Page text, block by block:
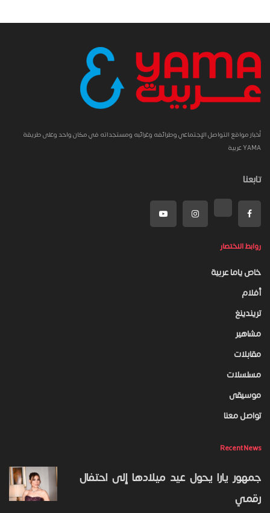
أخبار مواقع التواصل الإجتماعي وطرائفه وغرائبه ومستجداته في مكان واحد وعلى طريقة
YAMA عربية
تابعنا
روابط الاختصار
خاص ياما عربية
أفلام
تريندينغ
مشاهير
مقابلات
مسلسلات
موسيقى
تواصل معنا
Recent News
جمهور يارا يحول عيد ميلادها إلى احتفال
رقمي